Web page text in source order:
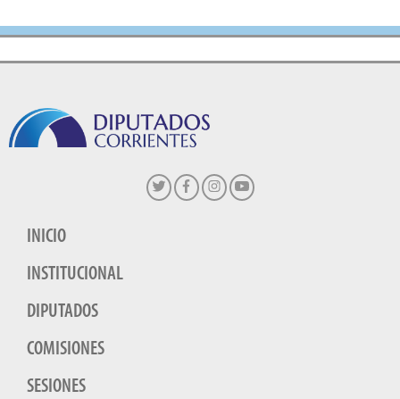
INICIO
INSTITUCIONAL
DIPUTADOS
COMISIONES
SESIONES